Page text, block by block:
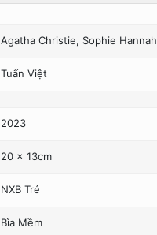
Agatha Christie, Sophie Hannah
Tuấn Việt
2023
20 x 13cm
NXB Trẻ
Bìa Mềm